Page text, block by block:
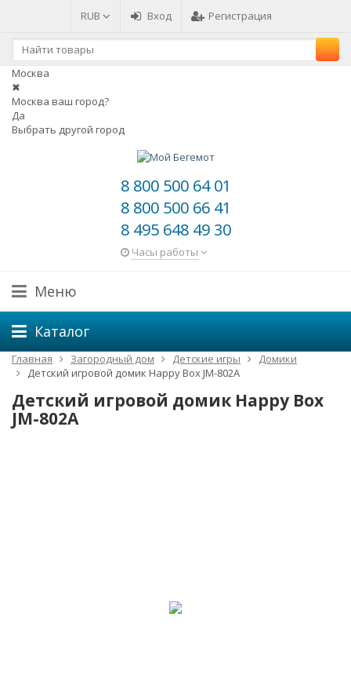
RUB Вход Регистрация
Москва
✖
Москва ваш город?
Да
Выбрать другой город
8 800 500 64 01
8 800 500 66 41
8 495 648 49 30
Часы работы
Меню
Каталог
Главная Загородный дом Детские игры
Домики
Детский игровой домик Happy Box JM-802A
Детский игровой домик Happy Box
JM-802A